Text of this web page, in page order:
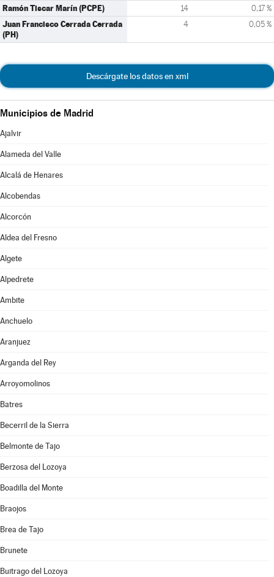
Ramón Tiscar Marín (PCPE) 14 0,17 %
Juan Francisco Cerrada Cerrada
(PH)
4 0,05 %
Descárgate los datos en xml
Municipios de Madrid
Ajalvir
Alameda del Valle
Alcalá de Henares
Alcobendas
Alcorcón
Aldea del Fresno
Algete
Alpedrete
Ambite
Anchuelo
Aranjuez
Arganda del Rey
Arroyomolinos
Batres
Becerril de la Sierra
Belmonte de Tajo
Berzosa del Lozoya
Boadilla del Monte
Braojos
Brea de Tajo
Brunete
Buitrago del Lozoya